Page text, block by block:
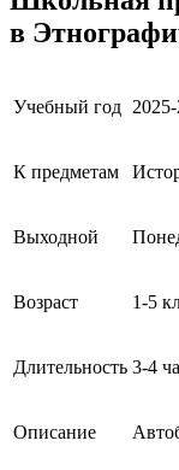
в
Учебный год
К предметам
Выходной
Возраст 1-5
Длительность 3-4
Описание